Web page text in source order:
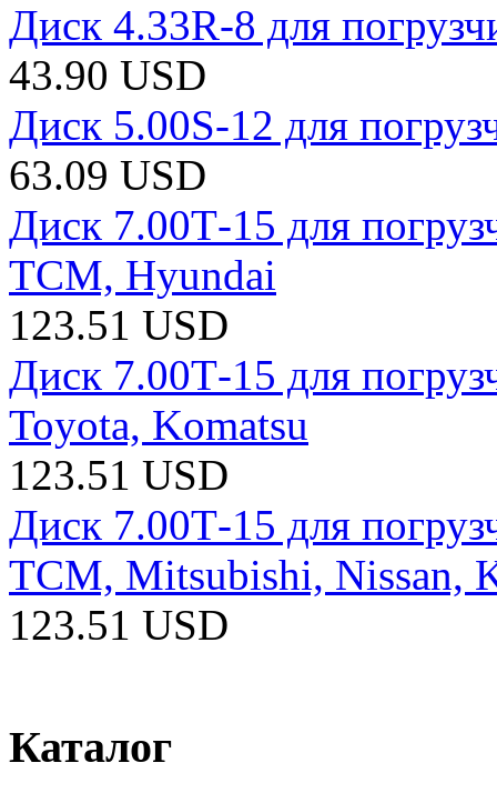
Диск 4.33R-8 для
43.90 USD
Диск 5.00S-12 для
63.09 USD
Диск 7.00Т-15 для
TCM, Hyundai
123.51 USD
Диск 7.00Т-15 для
Toyota, Komatsu
123.51 USD
Диск 7.00Т-15 для
ТCM, Mitsubishi, Nissan,
123.51 USD
Каталог